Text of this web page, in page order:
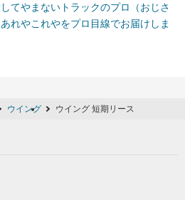
てやまないトラックのプロ（おじさ
れやこれやをプロ目線でお届けしま
ウイング ウイング 短期リース